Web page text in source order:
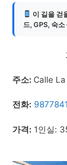
이 길을 걷
드, GPS, 숙
주소: Calle
전화:
가격: 1인실: